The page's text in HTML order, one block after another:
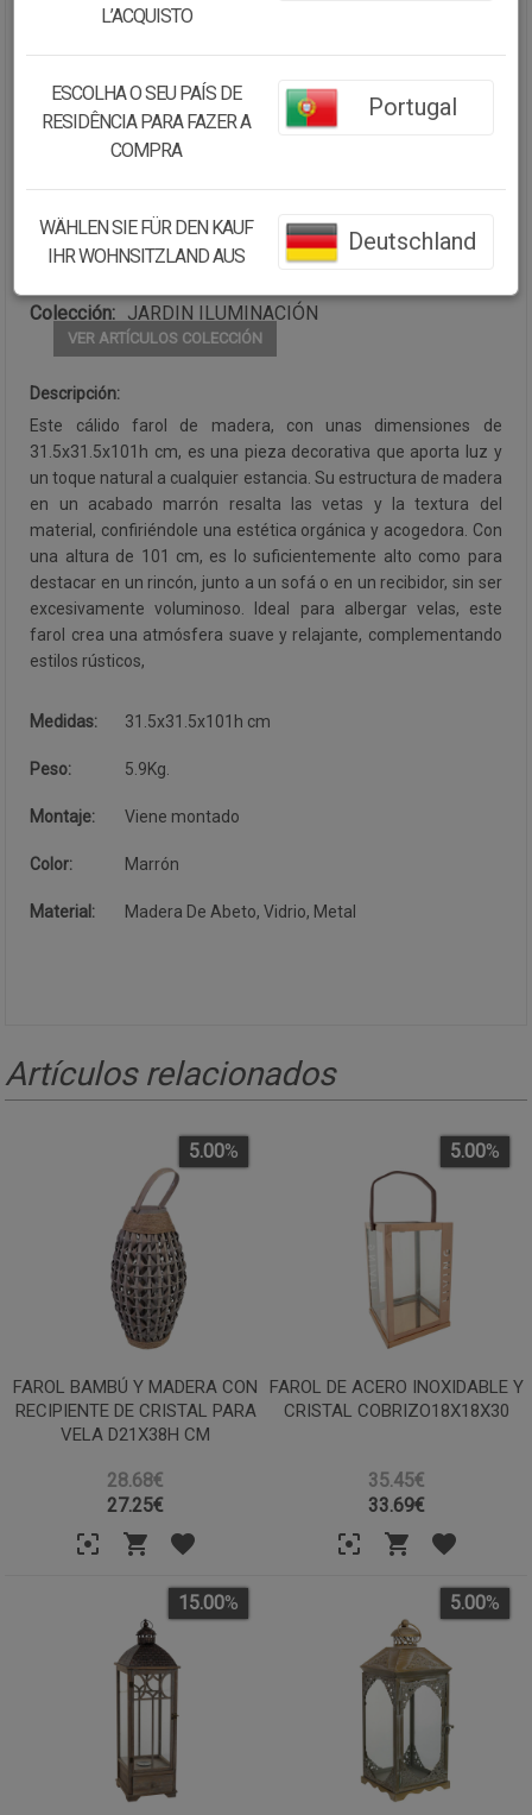
Cantidad:
CONTINUAR COMPRANDO
Colección: JARDIN ILUMINACIÓN
VER ARTÍCULOS COLECCIÓN
Descripción:
Este cálido farol de madera, con unas dimensiones de
31.5x31.5x101h cm, es una pieza decorativa que aporta luz y
un toque natural a cualquier estancia. Su estructura de madera
en un acabado marrón resalta las vetas y la textura del
material, confiriéndole una estética orgánica y acogedora. Con
una altura de 101 cm, es lo suficientemente alto como para
destacar en un rincón, junto a un sofá o en un recibidor, sin ser
excesivamente voluminoso. Ideal para albergar velas, este
farol crea una atmósfera suave y relajante, complementando
estilos rústicos,
Medidas: 31.5x31.5x101h cm
Peso: 5.9Kg.
Montaje: Viene montado
Color: Marrón
Material: Madera De Abeto, Vidrio, Metal
Artículos relacionados
FAROL BAMBÚ Y MADERA CON
RECIPIENTE DE CRISTAL PARA
VELA D21X38H CM
28.68€
5.00%
27.25€
FAROL DE ACERO INOXIDABLE Y
CRISTAL COBRIZO18X18X30
35.45€
5.00%
33.69€
15.00% 5.00%
L’ACQUISTO
ESCOLHA O SEU PAÍS DE
RESIDÊNCIA PARA FAZER A
COMPRA
Portugal
WÄHLEN SIE FÜR DEN KAUF
IHR WOHNSITZLAND AUS
Deutschland